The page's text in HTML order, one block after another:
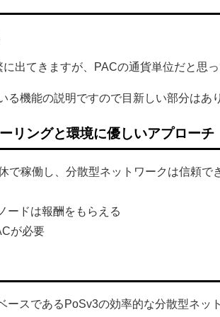
出てきますが、PACの通貨単位だと思っ
る機能の説明ですので目新しい部分はあ
リングと環境に優しいアプローチ
で稼働し、分散型ネットワークは信頼で
ードは報酬をもらえる
が必要
ースであるPoSv3の効率的な分散型ネッ